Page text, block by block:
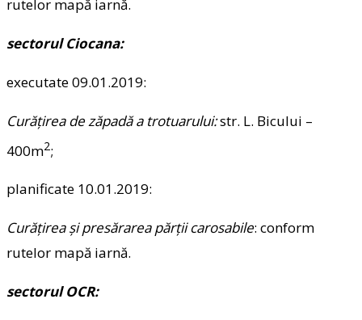
rutelor mapă iarnă.
sectorul Ciocana:
executate 09.01.2019:
Curăţirea de zăpadă a trotuarului:str. L. Bicului –
400m2;
planificate 10.01.2019:
Curăţirea şi presărarea părţii carosabile: conform
rutelor mapă iarnă.
sectorul OCR: